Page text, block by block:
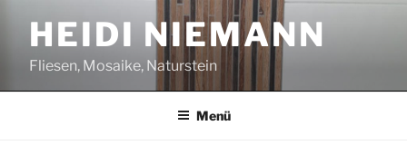
HEIDI NIEMANN
Fliesen, Mosaike, Naturstein
Menü